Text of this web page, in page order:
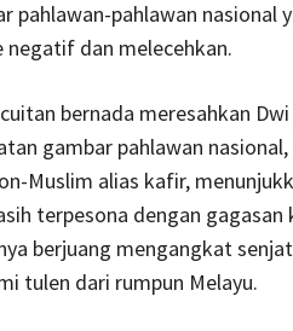
pahlawan-pahlawan nasional
negatif dan melecehkan.
bernada meresahkan
gambar pahlawan
Muslim alias kafir,
terpesona dengan gagasan
berjuang mengangkat
tulen dari rumpun Melayu.